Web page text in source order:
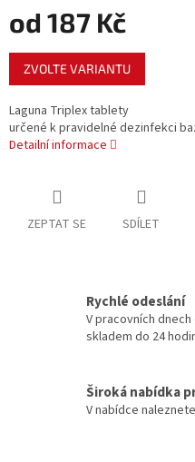
od 187 Kč
Měrná
cena:
ZVOLTE VARIANTU
Laguna Triplex tablety
určené k pravidelné dezinfekci
Detailní informace
ZEPTAT SE SDÍLET
Rychlé odeslání
V pracovních
skladem do 24
Široká nabídka
V nabídce